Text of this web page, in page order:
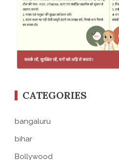
CATEGORIES
bangaluru
bihar
Bollywood